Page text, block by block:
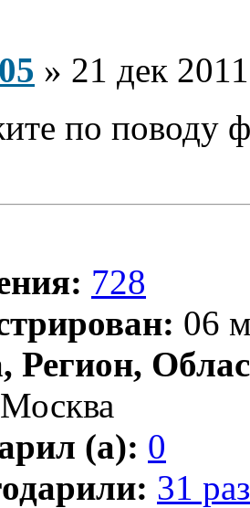
» 21 дек
по поводу
728
06
Регион,
Москва
(а): 0
31 раз